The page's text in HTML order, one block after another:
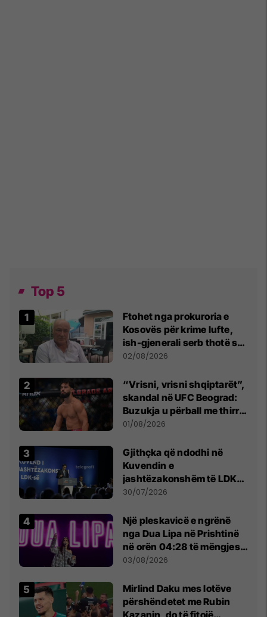
Top 5
Ftohet nga prokuroria e
Kosovës për krime lufte,
ish-gjenerali serb thotë se
dikush e tradhtoi në
02/08/2026
“Vrisni, vrisni shqiptarët”,
skandal në UFC Beograd:
Buzukja u përball me thirrje
anti-shqiptare nga
01/08/2026
Gjithçka që ndodhi në
Kuvendin e
jashtëzakonshëm të LDK-
së
30/07/2026
Një pleskavicë e ngrënë
nga Dua Lipa në Prishtinë
në orën 04:28 të mëngjesit
- dhe bota digjitale serbe
03/08/2026
Mirlind Daku mes lotëve
përshëndetet me Rubin